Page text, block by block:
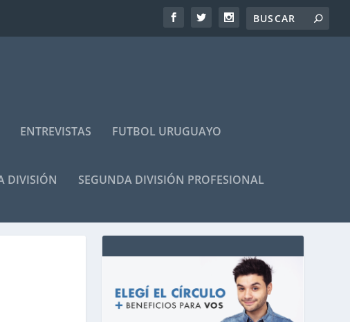
ENTREVISTAS FUTBOL URUGUAYO
DIVISIÓN SEGUNDA DIVISIÓN PROFESIONAL